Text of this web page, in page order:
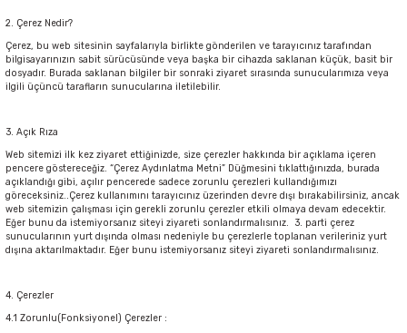
2. Çerez Nedir?
Çerez, bu web sitesinin sayfalarıyla birlikte gönderilen ve tarayıcınız tarafından
bilgisayarınızın sabit sürücüsünde veya başka bir cihazda saklanan küçük, basit bir
dosyadır. Burada saklanan bilgiler bir sonraki ziyaret sırasında sunucularımıza veya
ilgili üçüncü tarafların sunucularına iletilebilir.
3. Açık Rıza
Web sitemizi ilk kez ziyaret ettiğinizde, size çerezler hakkında bir açıklama içeren
pencere göstereceğiz. “Çerez Aydınlatma Metni” Düğmesini tıklattığınızda, burada
açıklandığı gibi, açılır pencerede sadece zorunlu çerezleri kullandığımızı
göreceksiniz..Çerez kullanımını tarayıcınız üzerinden devre dışı bırakabilirsiniz, ancak
web sitemizin çalışması için gerekli zorunlu çerezler etkili olmaya devam edecektir.
Eğer bunu da istemiyorsanız siteyi ziyareti sonlandırmalısınız. 3. parti çerez
sunucularının yurt dışında olması nedeniyle bu çerezlerle toplanan verileriniz yurt
dışına aktarılmaktadır. Eğer bunu istemiyorsanız siteyi ziyareti sonlandırmalısınız.
4. Çerezler
4.1 Zorunlu(Fonksiyonel) Çerezler :